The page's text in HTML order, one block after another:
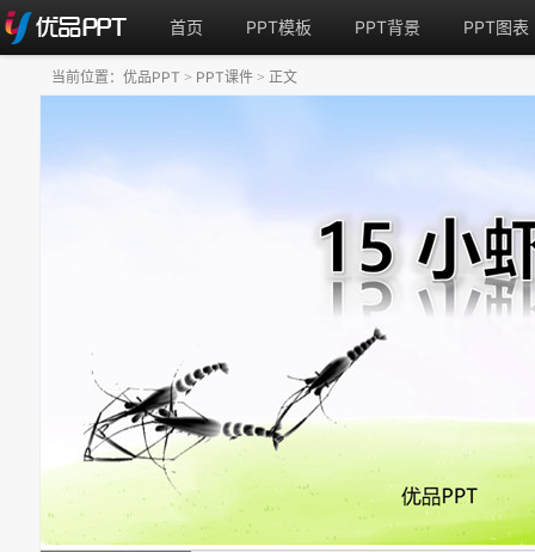
首页 PPT模板 PPT背景 PPT图表
当前位置： 优品PPT > PPT课件 > 正文